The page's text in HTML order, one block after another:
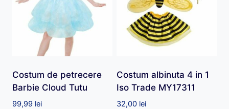
Costum de petrecere
Barbie Cloud Tutu
99,99 lei
Costum albinuta 4 in 1
Iso Trade MY17311
32,00 lei